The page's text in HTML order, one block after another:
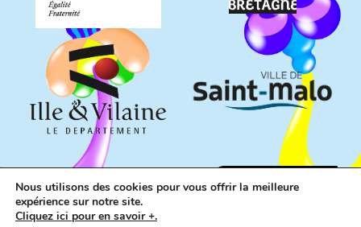
Nous utilisons des cookies pour vous offrir la meilleure
expérience sur notre site.
Cliquez ici pour en savoir +.